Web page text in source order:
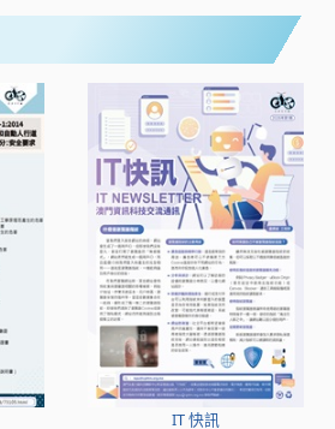
IT 快訊